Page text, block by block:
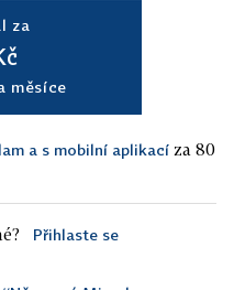
za
měsíce
a s mobilní aplikací za 80
Přihlaste se